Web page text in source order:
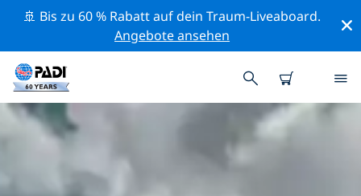
🚢 Bis zu 60 % Rabatt auf dein Traum-Liveaboard.
Angebote ansehen